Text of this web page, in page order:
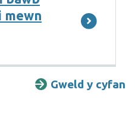
Gweld y cyfan